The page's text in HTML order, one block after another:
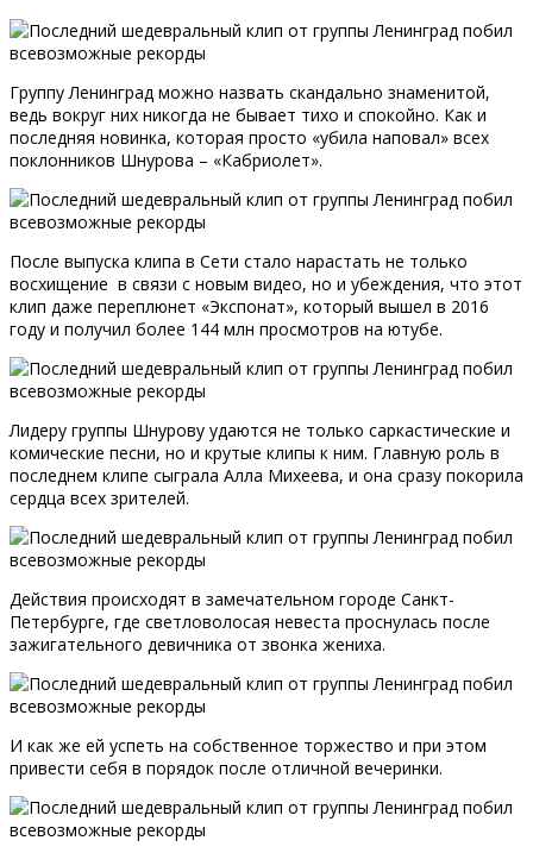
Группу Ленинград можно назвать скандально знаменитой,
ведь вокруг них никогда не бывает тихо и спокойно. Как и
последняя новинка, которая просто «убила наповал» всех
поклонников Шнурова – «Кабриолет».
После выпуска клипа в Сети стало нарастать не только
восхищение в связи с новым видео, но и убеждения, что этот
клип даже переплюнет «Экспонат», который вышел в 2016
году и получил более 144 млн просмотров на ютубе.
Лидеру группы Шнурову удаются не только саркастические и
комические песни, но и крутые клипы к ним. Главную роль в
последнем клипе сыграла Алла Михеева, и она сразу покорила
сердца всех зрителей.
Действия происходят в замечательном городе Санкт-
Петербурге, где светловолосая невеста проснулась после
зажигательного девичника от звонка жениха.
И как же ей успеть на собственное торжество и при этом
привести себя в порядок после отличной вечеринки.